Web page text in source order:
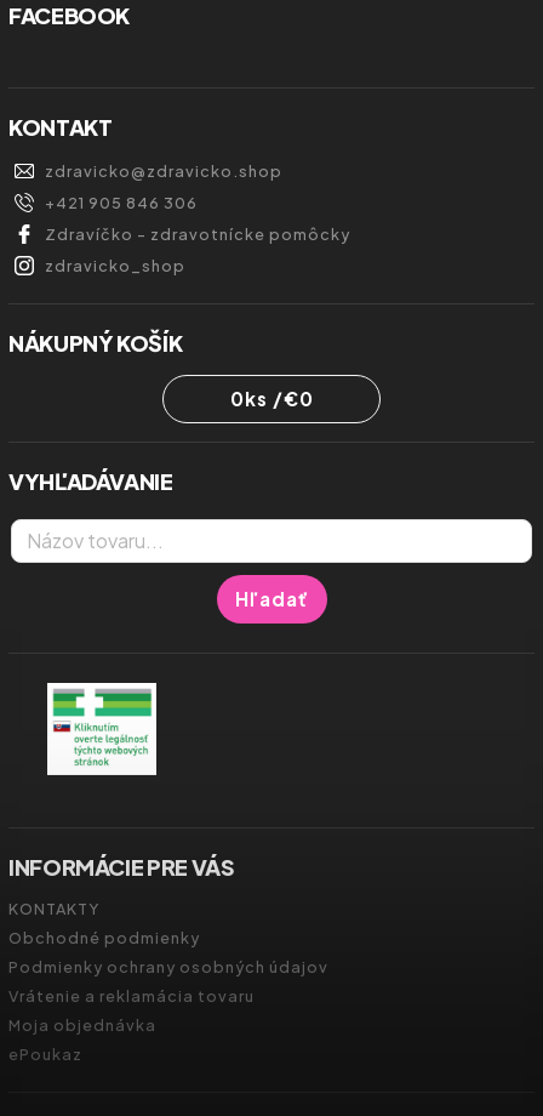
FACEBOOK
KONTAKT
zdravicko@zdravicko.shop
+421 905 846 306
Zdravíčko - zdravotnícke pomôcky
zdravicko_shop
NÁKUPNÝ KOŠÍK
0ks /€0
VYHĽADÁVANIE
Hľadať
INFORMÁCIE PRE VÁS
KONTAKTY
Obchodné podmienky
Podmienky ochrany osobných údajov
Vrátenie a reklamácia tovaru
Moja objednávka
ePoukaz